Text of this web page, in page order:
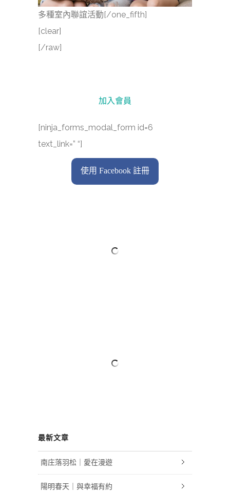
多種室內聯誼活動[/one_fifth]
[clear]
[/raw]
加入會員
[ninja_forms_modal_form id=6
text_link=” “]
使用 Facebook 註冊
最新文章
南庄落羽松｜愛在漫遊
陽明春天｜與幸福有約